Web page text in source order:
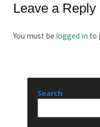
Leave a Reply
You must be logged in to
Search